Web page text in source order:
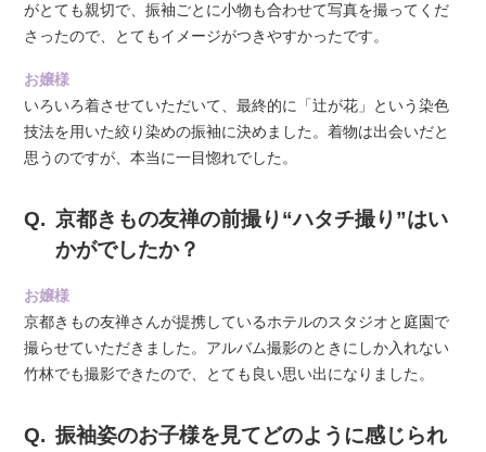
がとても親切で、振袖ごとに小物も合わせて写真を撮ってくだ
さったので、とてもイメージがつきやすかったです。
お嬢様
いろいろ着させていただいて、最終的に「辻が花」という染色
技法を用いた絞り染めの振袖に決めました。着物は出会いだと
思うのですが、本当に一目惚れでした。
京都きもの友禅の前撮り“ハタチ撮り”はい
かがでしたか？
お嬢様
京都きもの友禅さんが提携しているホテルのスタジオと庭園で
撮らせていただきました。アルバム撮影のときにしか入れない
竹林でも撮影できたので、とても良い思い出になりました。
振袖姿のお子様を見てどのように感じられ